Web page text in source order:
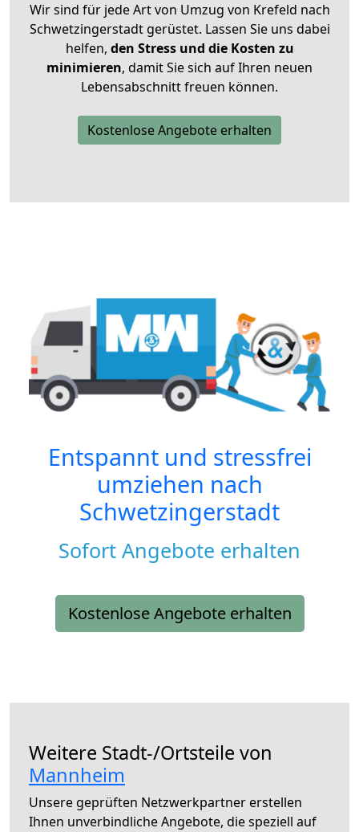
Wir sind für jede Art von Umzug von Krefeld nach
Schwetzingerstadt gerüstet. Lassen Sie uns dabei
helfen, den Stress und die Kosten zu
minimieren, damit Sie sich auf Ihren neuen
Lebensabschnitt freuen können.
Kostenlose Angebote erhalten
Entspannt und stressfrei
umziehen nach
Schwetzingerstadt
Sofort Angebote erhalten
Kostenlose Angebote erhalten
Weitere Stadt-/Ortsteile von
Mannheim
Unsere geprüften Netzwerkpartner erstellen
Ihnen unverbindliche Angebote, die speziell auf